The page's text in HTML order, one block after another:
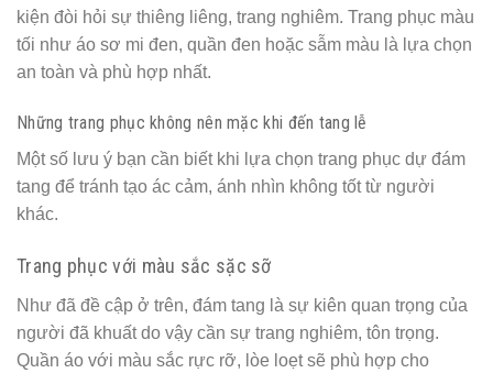
kiện đòi hỏi sự thiêng liêng, trang nghiêm. Trang phục màu
tối như áo sơ mi đen, quần đen hoặc sẫm màu là lựa chọn
an toàn và phù hợp nhất.
Những trang phục không nên mặc khi đến tang lễ
Một số lưu ý bạn cần biết khi lựa chọn trang phục dự đám
tang để tránh tạo ác cảm, ánh nhìn không tốt từ người
khác.
Trang phục với màu sắc sặc sỡ
Như đã đề cập ở trên, đám tang là sự kiên quan trọng của
người đã khuất do vậy cần sự trang nghiêm, tôn trọng.
Quần áo với màu sắc rực rỡ, lòe loẹt sẽ phù hợp cho